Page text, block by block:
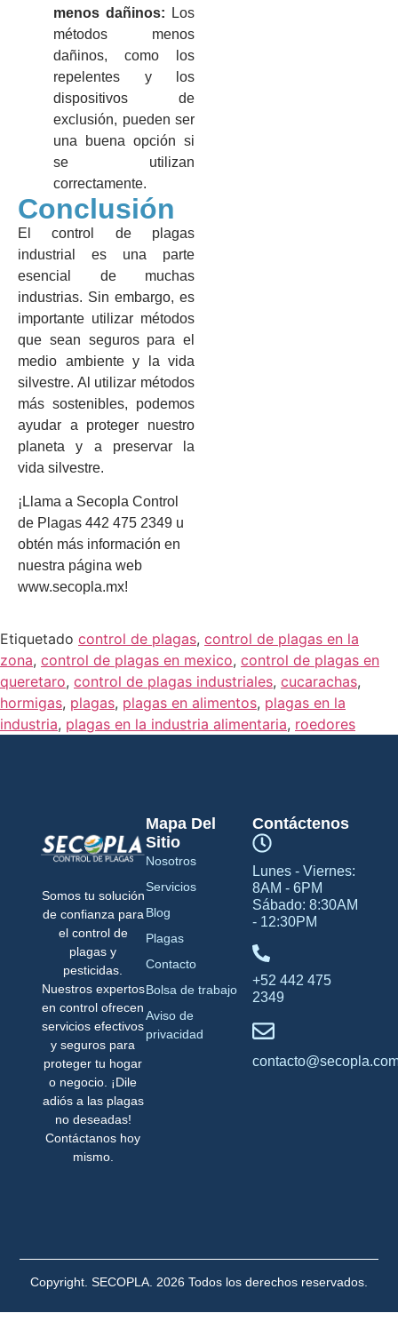
menos dañinos: Los
métodos menos
dañinos, como los
repelentes y los
dispositivos de
exclusión, pueden ser
una buena opción si
se utilizan
correctamente.
Conclusión
El control de plagas
industrial es una parte
esencial de muchas
industrias. Sin embargo, es
importante utilizar métodos
que sean seguros para el
medio ambiente y la vida
silvestre. Al utilizar métodos
más sostenibles, podemos
ayudar a proteger nuestro
planeta y a preservar la
vida silvestre.
¡Llama a Secopla Control
de Plagas 442 475 2349 u
obtén más información en
nuestra página web
www.secopla.mx!
Etiquetado control de plagas, control de plagas en la
zona, control de plagas en mexico, control de plagas en
queretaro, control de plagas industriales, cucarachas,
hormigas, plagas, plagas en alimentos, plagas en la
industria, plagas en la industria alimentaria, roedores
Somos tu solución
de confianza para
el control de
plagas y
pesticidas.
Nuestros expertos
en control ofrecen
servicios efectivos
y seguros para
proteger tu hogar
o negocio. ¡Dile
adiós a las plagas
no deseadas!
Contáctanos hoy
mismo.
Contáctenos
Lunes - Viernes:
8AM - 6PM
Sábado: 8:30AM
- 12:30PM
+52 442 475
2349
Mapa Del
Sitio
Nosotros
Servicios
Blog
Plagas
Contacto
Bolsa de trabajo
Aviso de
privacidad
Copyright. SECOPLA. 2026 Todos los derechos reservados.